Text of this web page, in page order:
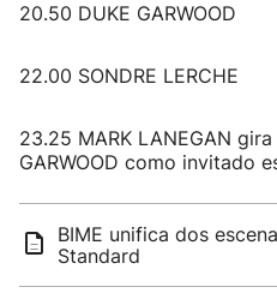
20.50 DUKE GARWOOD
22.00 SONDRE LERCHE
23.25 MARK LANEGAN
GARWOOD como invitado
BIME unifica dos
Standard